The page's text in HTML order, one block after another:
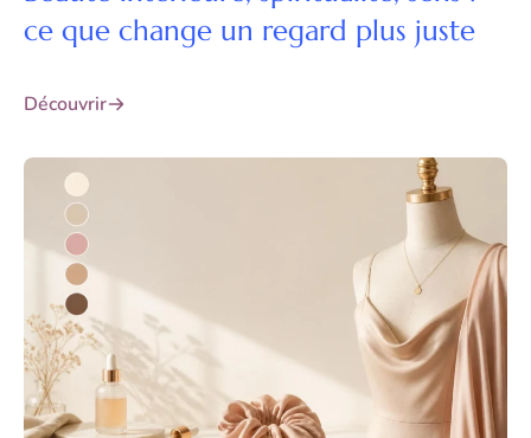
ce que change un regard plus juste
Découvrir